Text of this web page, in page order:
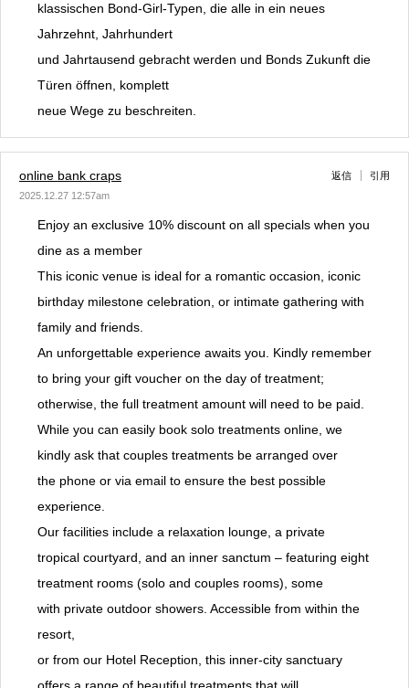
klassischen Bond-Girl-Typen, die alle in ein neues
Jahrzehnt, Jahrhundert
und Jahrtausend gebracht werden und Bonds Zukunft die
Türen öffnen, komplett
neue Wege zu beschreiten.
online bank craps
2025.12.27 12:57am
返信 引用
Enjoy an exclusive 10% discount on all specials when you
dine as a member
This iconic venue is ideal for a romantic occasion, iconic
birthday milestone celebration, or intimate gathering with
family and friends.
An unforgettable experience awaits you. Kindly remember
to bring your gift voucher on the day of treatment;
otherwise, the full treatment amount will need to be paid.
While you can easily book solo treatments online, we
kindly ask that couples treatments be arranged over
the phone or via email to ensure the best possible
experience.
Our facilities include a relaxation lounge, a private
tropical courtyard, and an inner sanctum – featuring eight
treatment rooms (solo and couples rooms), some
with private outdoor showers. Accessible from within the
resort,
or from our Hotel Reception, this inner-city sanctuary